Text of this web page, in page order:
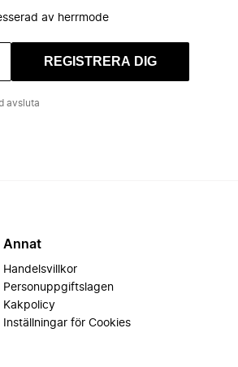
av herrmode
REGISTRERA DIG
avsluta
Annat
Handelsvillkor
Personuppgiftslagen
Kakpolicy
Inställningar för Cookies